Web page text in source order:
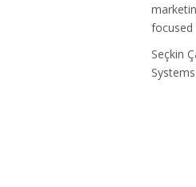
focused
Seçkin